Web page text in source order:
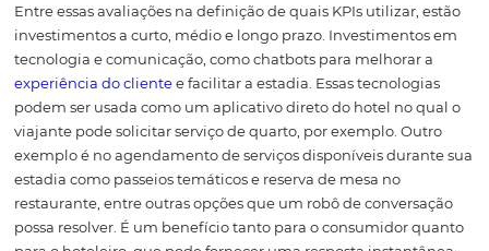
empreendimento pode ser ainda mais alta se o gestor,
estrategicamente, reduzir a tarifa dos quartos. Afinal,
tarifa mais atraente, maior será a taxa de ocupação.
Consequentemente, a demanda pelos serviços extras
aumentar, deixando oTrevPARainda maior. Como
perceber, tanto o RevPAR como oTrevPARsão
muito importantes para otimizar agestão do hotel
quando você conhece bem operfil do hóspede.Em
hotéis devem procurar aumentar a
, porque